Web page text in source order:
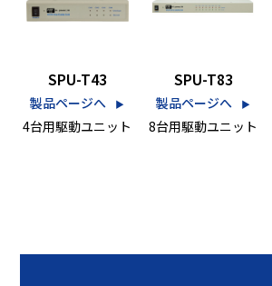
SPU-T43
製品ページへ ▶︎
4台用駆動ユニット
SPU-T83
製品ページへ ▶︎
8台用駆動ユニット